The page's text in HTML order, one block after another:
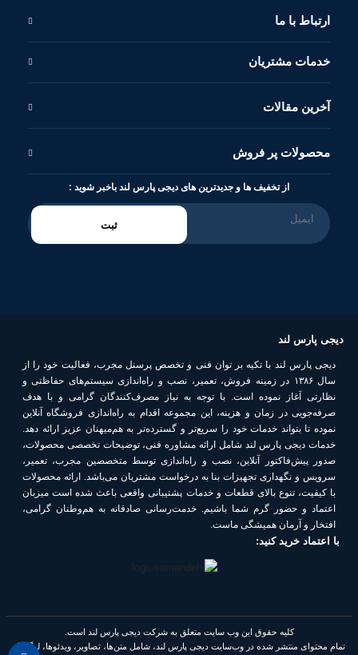
ارتباط با ما
خدمات مشتریان
آخرین مقالات
محصولات پر فروش
از تخفیف ها و جدیدترین های دیجی پارس لند باخبر شوید :
ثبت
دیجی پارس لند
دیجی پارس لند با تکیه بر توان فنی و تخصص پرسنل مجرب، فعالیت خود را از
سال ۱۳۸۶ در زمینه فروش، تعمیر، نصب و راه‌اندازی سیستم‌های حفاظتی و
نظارتی آغاز نموده است. با توجه به نیاز مصرف‌کنندگان گرامی و با هدف
صرفه‌جویی در زمان و هزینه، این مجموعه اقدام به راه‌اندازی فروشگاه آنلاین
نموده تا بتواند خدمات خود را سریع‌تر و گسترده‌تر به هم‌میهنان عزیز ارائه دهد.
خدمات دیجی پارس لند شامل ارائه مشاوره فنی، توضیحات تخصصی محصولات،
صدور پیش‌فاکتور آنلاین، نصب و راه‌اندازی توسط متخصصین مجرب، تعمیر،
سرویس و نگهداری تجهیزات بنا به درخواست مشتریان می‌باشد. ارائه محصولات
با کیفیت، تنوع بالای قطعات و خدمات پشتیبانی واقعی باعث شده است میزبان
اعتماد و حضور گرم شما باشیم. خدمت‌رسانی صادقانه به هم‌وطنان گرامی،
افتخار و آرمان همیشگی ماست.
با اعتماد خرید کنید:
کلیه حقوق این وب سایت متعلق به شرکت دیجی پارس لند است.
تمام محتوای منتشر شده در وب‌سایت دیجی پارس لند، شامل متن‌ها، تصاویر، ویدئوها، لوگوها،